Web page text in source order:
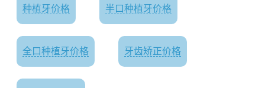
种植牙价格 半口种植牙价格
全口种植牙价格 牙齿矫正价格